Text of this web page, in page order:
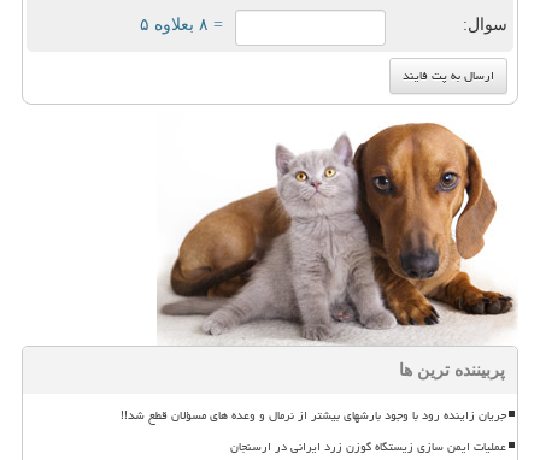
سوال: = ۸ بعلاوه ۵
پربیننده ترین ها
جریان زاینده رود با وجود بارشهای بیشتر از نرمال و وعده های مسؤلان قطع شد!!
عملیات ایمن سازی زیستگاه گوزن زرد ایرانی در ارسنجان